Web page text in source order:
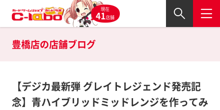
現在
41店舗
豊橋店の店舗ブログ
【デジカ最新弾 グレイトレジェンド発売記
念】青ハイブリッドミッドレンジを作ってみ